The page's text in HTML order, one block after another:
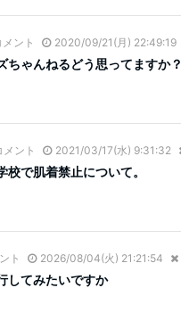
ント 2020/09/21(月) 22:49:19
ちゃんねるどう思ってますか？
ント 2021/03/17(水) 9:31:32
校で肌着禁止について。
ト 2026/08/04(火) 21:21:54
してみたいですか